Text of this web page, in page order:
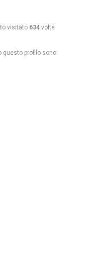
visitato 634 volte
profilo sono: